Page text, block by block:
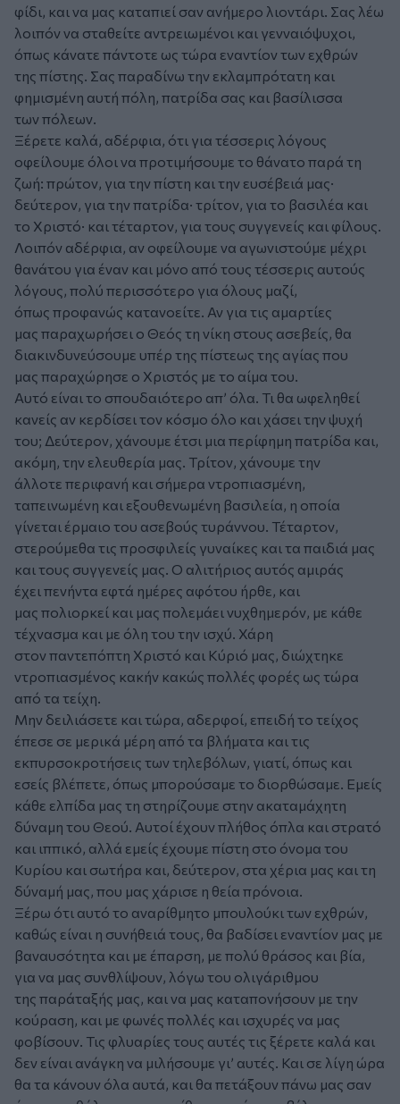
φίδι, και να μας καταπιεί σαν ανήμερο λιοντάρι. Σας λέω
λοιπόν να σταθείτε αντρειωμένοι και γενναιόψυχοι,
όπως κάνατε πάντοτε ως τώρα εναντίον των εχθρών
της πίστης. Σας παραδίνω την εκλαμπρότατη και
φημισμένη αυτή πόλη, πατρίδα σας και βασίλισσα
των πόλεων.
Ξέρετε καλά, αδέρφια, ότι για τέσσερις λόγους
οφείλουμε όλοι να προτιμήσουμε το θάνατο παρά τη
ζωή: πρώτον, για την πίστη και την ευσέβειά μας·
δεύτερον, για την πατρίδα· τρίτον, για το βασιλέα και
το Χριστό· και τέταρτον, για τους συγγενείς και φίλους.
Λοιπόν αδέρφια, αν οφείλουμε να αγωνιστούμε μέχρι
θανάτου για έναν και μόνο από τους τέσσερις αυτούς
λόγους, πολύ περισσότερο για όλους μαζί,
όπως προφανώς κατανοείτε. Αν για τις αμαρτίες
μας παραχωρήσει ο Θεός τη νίκη στους ασεβείς, θα
διακινδυνεύσουμε υπέρ της πίστεως της αγίας που
μας παραχώρησε ο Χριστός με το αίμα του.
Αυτό είναι το σπουδαιότερο απ’ όλα. Τι θα ωφεληθεί
κανείς αν κερδίσει τον κόσμο όλο και χάσει την ψυχή
του; Δεύτερον, χάνουμε έτσι μια περίφημη πατρίδα και,
ακόμη, την ελευθερία μας. Τρίτον, χάνουμε την
άλλοτε περιφανή και σήμερα ντροπιασμένη,
ταπεινωμένη και εξουθενωμένη βασιλεία, η οποία
γίνεται έρμαιο του ασεβούς τυράννου. Τέταρτον,
στερούμεθα τις προσφιλείς γυναίκες και τα παιδιά μας
και τους συγγενείς μας. Ο αλιτήριος αυτός αμιράς
έχει πενήντα εφτά ημέρες αφότου ήρθε, και
μας πολιορκεί και μας πολεμάει νυχθημερόν, με κάθε
τέχνασμα και με όλη του την ισχύ. Χάρη
στον παντεπόπτη Χριστό και Κύριό μας, διώχτηκε
ντροπιασμένος κακήν κακώς πολλές φορές ως τώρα
από τα τείχη.
Μην δειλιάσετε και τώρα, αδερφοί, επειδή το τείχος
έπεσε σε μερικά μέρη από τα βλήματα και τις
εκπυρσοκροτήσεις των τηλεβόλων, γιατί, όπως και
εσείς βλέπετε, όπως μπορούσαμε το διορθώσαμε. Εμείς
κάθε ελπίδα μας τη στηρίζουμε στην ακαταμάχητη
δύναμη του Θεού. Αυτοί έχουν πλήθος όπλα και στρατό
και ιππικό, αλλά εμείς έχουμε πίστη στο όνομα του
Κυρίου και σωτήρα και, δεύτερον, στα χέρια μας και τη
δύναμή μας, που μας χάρισε η θεία πρόνοια.
Ξέρω ότι αυτό το αναρίθμητο μπουλούκι των εχθρών,
καθώς είναι η συνήθειά τους, θα βαδίσει εναντίον μας με
βαναυσότητα και με έπαρση, με πολύ θράσος και βία,
για να μας συνθλίψουν, λόγω του ολιγάριθμου
της παράταξής μας, και να μας καταπονήσουν με την
κούραση, και με φωνές πολλές και ισχυρές να μας
φοβίσουν. Τις φλυαρίες τους αυτές τις ξέρετε καλά και
δεν είναι ανάγκη να μιλήσουμε γι’ αυτές. Και σε λίγη ώρα
θα τα κάνουν όλα αυτά, και θα πετάξουν πάνω μας σαν